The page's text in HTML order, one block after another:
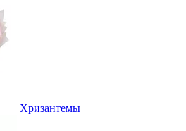
Хризантемы